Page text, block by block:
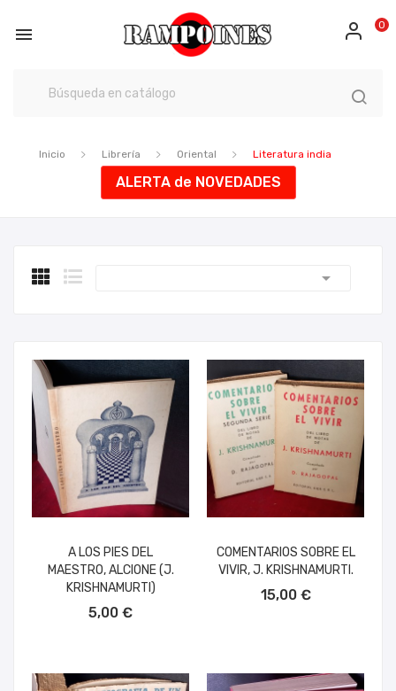
 0
Inicio Librería Oriental Literatura india
ALERTA de NOVEDADES

A LOS PIES DEL
MAESTRO, ALCIONE (J.
KRISHNAMURTI)
5,00 €
COMENTARIOS SOBRE EL
VIVIR, J. KRISHNAMURTI.
15,00 €